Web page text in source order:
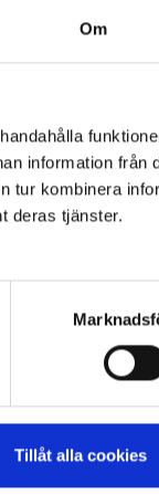
Om
information från
tur kombinera
deras tjänster.
Tillåt alla cookies
på elden.